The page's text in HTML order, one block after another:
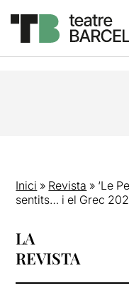
Inici » Revista » ‘Le
sentits… i el Grec
LA
REVISTA